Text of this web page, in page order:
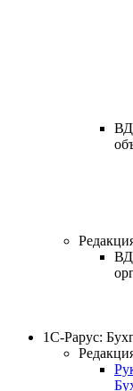
1С-Рарус: